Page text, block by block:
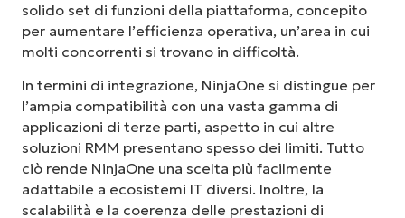
solido set di funzioni della piattaforma, concepito
per aumentare l’efficienza operativa, un’area in cui
molti concorrenti si trovano in difficoltà.
In termini di integrazione, NinjaOne si distingue per
l’ampia compatibilità con una vasta gamma di
applicazioni di terze parti, aspetto in cui altre
soluzioni RMM presentano spesso dei limiti. Tutto
ciò rende NinjaOne una scelta più facilmente
adattabile a ecosistemi IT diversi. Inoltre, la
scalabilità e la coerenza delle prestazioni di